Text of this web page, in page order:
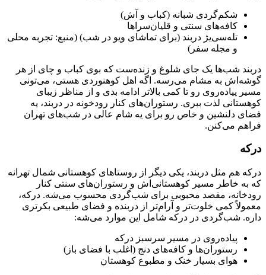
شکم‌گردی شبانه (کباب و آش)
کافه‌های سنتی و قلیان‌سراها
تله‌سی‌یژ دربند (برای تماشای ویو در شب) (منبع: تجربه محلی
و مجله سفر)
دربند شب‌ها یک جای شلوغ و زنده‌ست که بوی کباب و چای از هر
گوشه‌اش به مشام می‌رسه. اگه اهل کوهنوردی هستی، می‌تونی
مسیر پیاده‌روی رو تا کمی بالاتر ادامه بدی و از مناظر زیبای
کوهستانی لذت ببری. رستوران‌های کنار رودخونه در دربند، یه
فضای دلنشین و خاص رو برای یه شام عالی در شب‌های تهران
فراهم می‌کنن.
درکه
درکه هم مثل دربند، یکی دیگر از روستاهای کوهستانی شمال تهرانه
که به خاطر مسیر کوهستانی‌اش و رستوران‌های سنتی کنار
رودخانه، مقصد محبوبی برای شب‌گردی محسوب می‌شه. درکه،
معمولاً کمی خلوت‌تر و آرام‌تر از دربنده و فضای طبیعی بکرتری
داره. شب‌گردی در درکه شامل این موارد می‌شه:
پیاده‌روی در مسیر سرسبز درکه
رستوران‌ها و کافه‌های دنج (اغلب با فضای باز)
هوای بسیار خنک و مطبوع کوهستان